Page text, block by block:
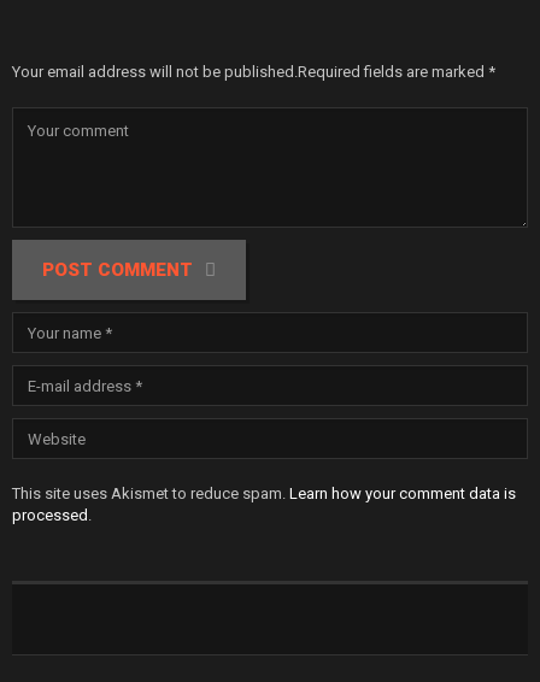
Your email address will not be published.Required fields are marked *
POST COMMENT
This site uses Akismet to reduce spam. Learn how your comment data is
processed .